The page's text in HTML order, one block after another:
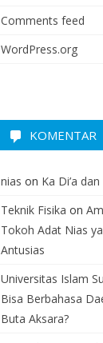
Comments feed
WordPress.org
KOMENTAR
nias on Ka Di’a
Teknik Fisika on
Tokoh Adat Nias
Antusias
Universitas Islam
Bisa Berbahasa
Buta Aksara?